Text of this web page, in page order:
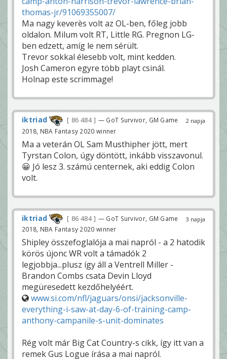
thomas-jr/91069355007/
Ma nagy keverès volt az OL-ben, főleg jobb
oldalon. Milum volt RT, Little RG. Pregnon LG-
ben edzett, amíg le nem sérült.
Trevor sokkal élesebb volt, mint kedden.
Josh Cameron egyre több playt csinál.
Holnap este scrimmage!
2 napja
iktriad 86 484
— GoT Survivor, GM Game
2018, NBA Fantasy 2020 winner
Ma a veterán OL Sam Musthipher jött, mert
Tyrstan Colon, úgy döntött, inkább visszavonul.
😀 Jó lesz 3. számú centernek, aki eddig Colon
volt.
3 napja
iktriad 86 484
— GoT Survivor, GM Game
2018, NBA Fantasy 2020 winner
Shipley összefoglalója a mai napról - a 2 hatodik
körös újonc WR volt a támadók 2
legjobbja...plusz így áll a Ventrell Miller -
Brandon Combs csata Devin Lloyd
megüresedett kezdőhelyéért.
www.si.com/nfl/jaguars/onsi/jacksonville-
everything-i-saw-at-day-6-of-training-camp-
anthony-campanile-s-unit-dominates
Rég volt már Big Cat Country-s cikk, így itt van a
remek Gus Logue írása a mai napról.